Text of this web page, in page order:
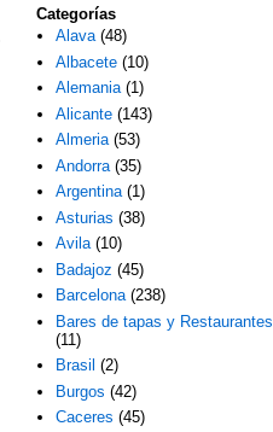
Categorías
Alava (48)
Albacete (10)
Alemania (1)
Alicante (143)
Almeria (53)
Andorra (35)
Argentina (1)
Asturias (38)
Avila (10)
Badajoz (45)
Barcelona (238)
Bares de tapas y Restaurantes
(11)
Brasil (2)
Burgos (42)
Caceres (45)